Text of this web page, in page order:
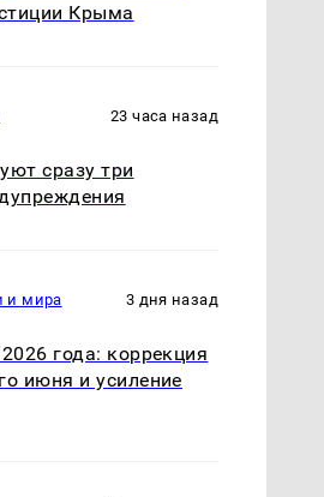
Крыма
23 часа назад
сразу три
и мира 3 дня назад
года: коррекция
июня и усиление